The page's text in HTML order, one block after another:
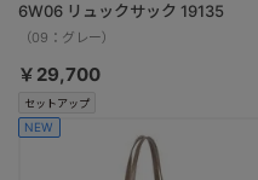
セットアップ
6W06 リュックサック 19135
（09：グレー）
￥29,700
NEW